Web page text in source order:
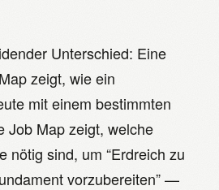
Unterschied: Eine
zeigt, wie ein
mit einem bestimmten
Job Map zeigt, welche
nötig sind, um “Erdreich zu
vorzubereiten” —